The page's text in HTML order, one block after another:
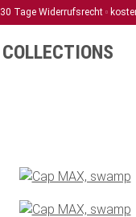
30 Tage Widerrufsrecht
COLLECTIONS